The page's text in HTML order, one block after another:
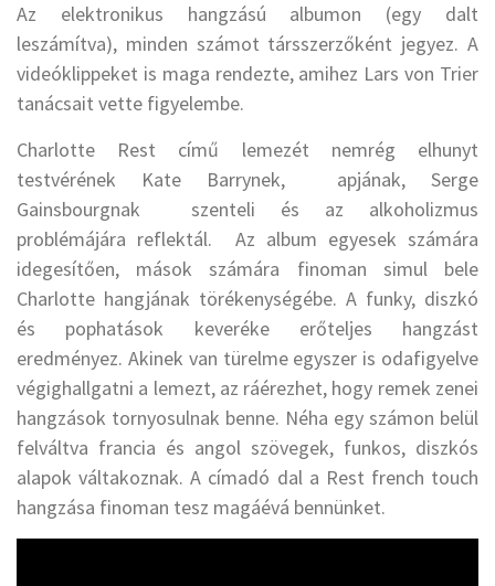
Az elektronikus hangzású albumon (egy dalt
leszámítva), minden számot társszerzőként jegyez. A
videóklippeket is maga rendezte, amihez Lars von Trier
tanácsait vette figyelembe.
Charlotte Rest című lemezét nemrég elhunyt
testvérének Kate Barrynek, apjának, Serge
Gainsbourgnak szenteli és az alkoholizmus
problémájára reflektál. Az album egyesek számára
idegesítően, mások számára finoman simul bele
Charlotte hangjának törékenységébe. A funky, diszkó
és pophatások keveréke erőteljes hangzást
eredményez. Akinek van türelme egyszer is odafigyelve
végighallgatni a lemezt, az ráérezhet, hogy remek zenei
hangzások tornyosulnak benne. Néha egy számon belül
felváltva francia és angol szövegek, funkos, diszkós
alapok váltakoznak. A címadó dal a Rest french touch
hangzása finoman tesz magáévá bennünket.